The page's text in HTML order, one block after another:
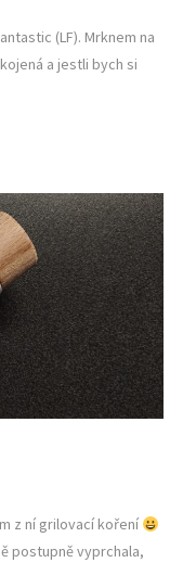
(LF). Mrknem na
a jestli bych si
z ní grilovací koření
postupně vyprchala,